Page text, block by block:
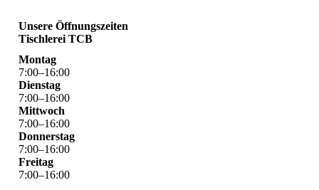
Unsere Öffnungszeiten
Tischlerei TCB
Montag
7:00–16:00
Dienstag
7:00–16:00
Mittwoch
7:00–16:00
Donnerstag
7:00–16:00
Freitag
7:00–16:00